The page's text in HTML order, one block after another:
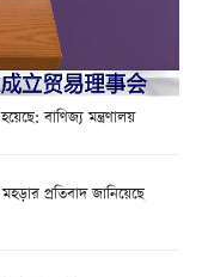
বাণিজ্য মন্ত্রণালয়
প্রতিবাদ জানিয়েছে